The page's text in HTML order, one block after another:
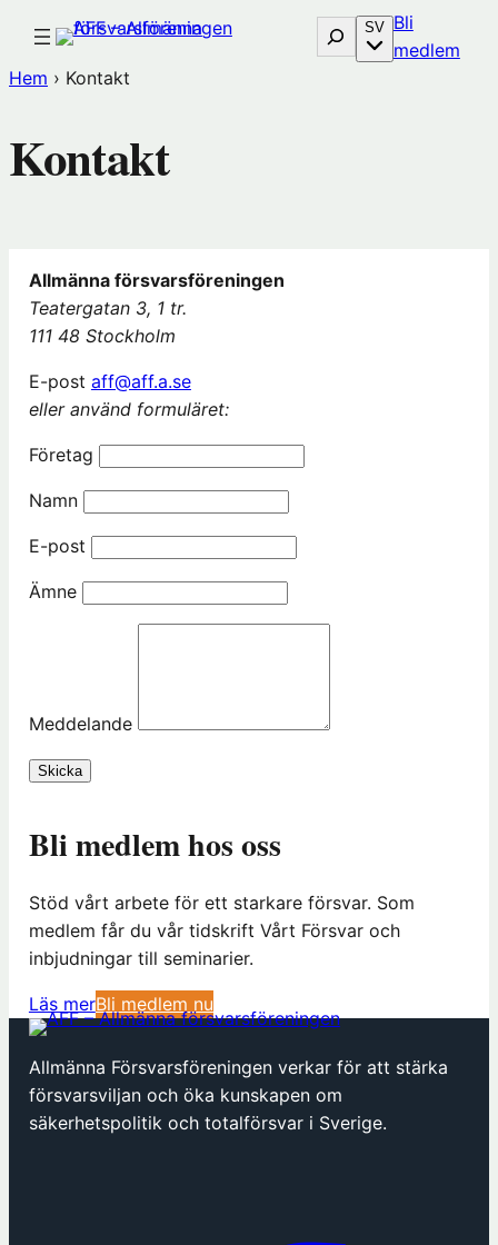
innehåll
Sök SV Bli
medlem
Hem › Kontakt
Kontakt
Allmänna försvarsföreningen
Teatergatan 3, 1 tr.
111 48 Stockholm
E-post aff@aff.a.se
eller använd formuläret:
Företag
Namn
E-post
Ämne
Meddelande
Skicka
Bli medlem hos oss
Stöd vårt arbete för ett starkare försvar. Som
medlem får du vår tidskrift Vårt Försvar och
inbjudningar till seminarier.
Läs merBli medlem nu
Allmänna Försvarsföreningen verkar för att stärka
försvarsviljan och öka kunskapen om
säkerhetspolitik och totalförsvar i Sverige.